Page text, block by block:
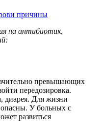
причины
на антибиотик,
превышающих
передозировка.
диарея. Для жизни
У больных с
развиться